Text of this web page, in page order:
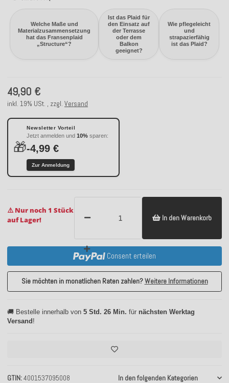
Welche Maße und
Materialzusammensetzung
hat das Fransenplaid
„Structure“?
Ist das Plaid für
den Einsatz auf
der Terrasse
oder dem
Balkon
geeignet?
Wie pflegeleicht
und
strapazierfähig
ist das Plaid?
GTIN 4001537095008 In den folgenden Kategorien
49,90 €
inkl. 19% USt. , zzgl. Versand
🎁
Newsletter Vorteil
Jetzt anmelden und 10% sparen:
-4,99 €
Zur Anmeldung
⚠️ Nur noch 1 Stück
auf Lager!
In den Warenkorb
Consent erteilen
Sie möchten in monatlichen Raten zahlen?Weitere Informationen
🚚 Bestelle innerhalb von 5 Std. 26 Min. für nächsten Werktag
Versand !